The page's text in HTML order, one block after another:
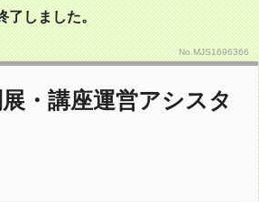
了しました。
No.MJS1696366
・講座運営アシスタ